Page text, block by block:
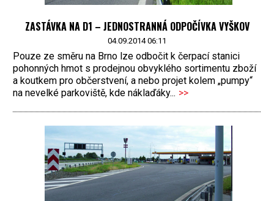
ZASTÁVKA NA D1 – JEDNOSTRANNÁ ODPOČÍVKA VYŠKOV
04.09.2014 06:11
Pouze ze směru na Brno lze odbočit k čerpací stanici
pohonných hmot s prodejnou obvyklého sortimentu zboží
a koutkem pro občerstvení, a nebo projet kolem „pumpy“
na nevelké parkoviště, kde náklaďáky... >>